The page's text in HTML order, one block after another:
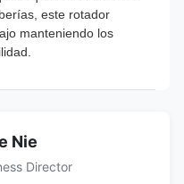
este rotador
manteniendo los
Nie
Director